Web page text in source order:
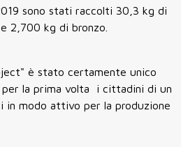
sono stati raccolti 30,3 kg di
2,700 kg di bronzo.
è stato certamente unico
per la prima volta i cittadini di un
in modo attivo per la produzione